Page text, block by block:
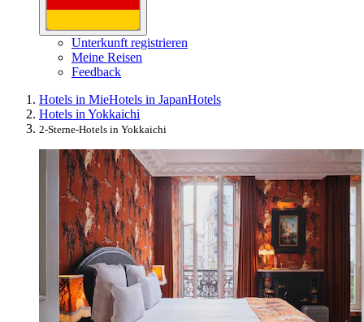
Unterkunft registrieren
Meine Reisen
Feedback
Hotels in MieHotels in JapanHotels
Hotels in Yokkaichi
2-Sterne-Hotels in Yokkaichi